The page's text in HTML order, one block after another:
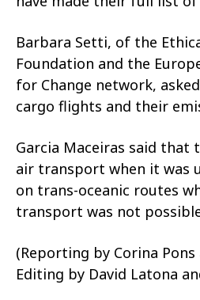
Barbara Setti, of the
Foundation and the
for Change network,
cargo flights and their
Garcia Maceiras said that
air transport when it was
on trans-oceanic routes
transport was not
(Reporting by Corina
Editing by David Latona